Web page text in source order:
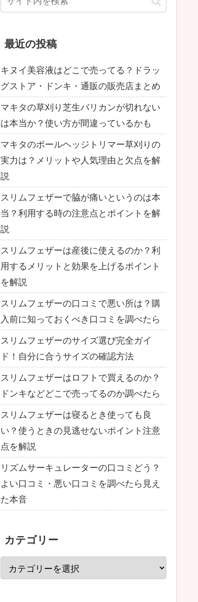
最近の投稿
キヌイ美容液はどこで売ってる？ドラッ
グストア・ドンキ・通販の販売店まとめ
マキタの草刈り芝生バリカンが切れない
は本当か？使い方が間違っているかも
マキタのポールヘッジトリマー草刈りの
実力は？メリットや人気理由と欠点を解
説
スリムフェザーで脇が痛いというのは本
当？利用する時の注意点とポイントを解
説
スリムフェザーは産後に使えるのか？利
用するメリットと効果を上げるポイント
を解説
スリムフェザーの口コミで悪い所は？購
入前に知っておくべき口コミを調べたら
スリムフェザーのサイズ選び完全ガイ
ド！自分に合うサイズの確認方法
スリムフェザーはロフトで買えるのか？
ドンキなどどこで売ってるのか調べたら
スリムフェザーは寝るとき使っても良
い？使うときの見逃せないポイント注意
点を解説
リズムサーキュレーターの口コミどう？
よい口コミ・悪い口コミを調べたら見え
た本音
カテゴリー